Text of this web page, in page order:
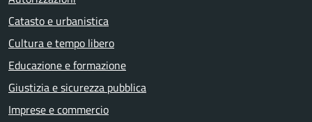
Catasto e urbanistica
Cultura e tempo libero
Educazione e formazione
Giustizia e sicurezza pubblica
Imprese e commercio